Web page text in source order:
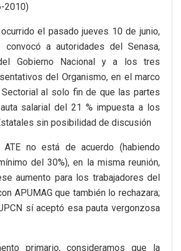
2010)
el pasado jueves 10 de junio,
a autoridades del Senasa,
Gobierno Nacional y a los tres
del Organismo, en el marco
al solo fin de que las partes
salarial del 21 % impuesta a los
sin posibilidad de discusión
no está de acuerdo (habiendo
del 30%), en la misma reunión,
aumento para los trabajadores del
APUMAG que también lo rechazara;
sí aceptó esa pauta vergonzosa
primario, consideramos que la